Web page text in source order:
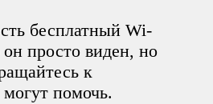
бесплатный Wi-
просто виден, но
к
помочь.